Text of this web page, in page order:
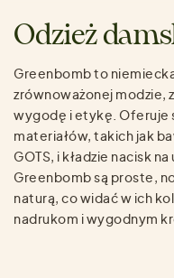
Odzież
Greenbomb to
zrównoważonej modzie,
wygodę i etykę. Oferuje
materiałów, takich jak
GOTS, i kładzie nacisk
Greenbomb są proste,
naturą, co widać w ich
nadrukom i wygodnym